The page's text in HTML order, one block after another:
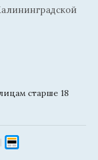
старше 18
|